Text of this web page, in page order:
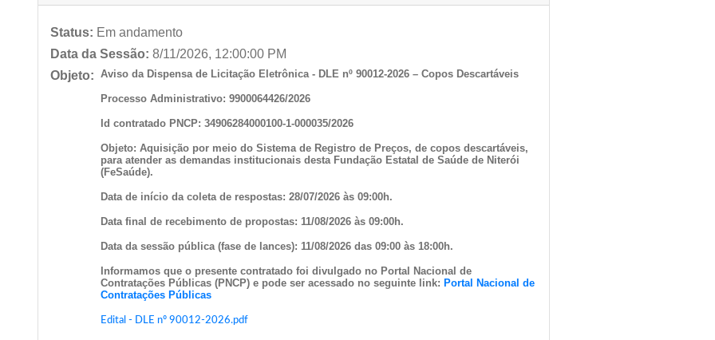
Status: Em andamento
Data da Sessão: 8/11/2026, 12:00:00 PM
Objeto: Aviso da Dispensa de Licitação Eletrônica - DLE nº 90012-2026 – Copos Descartáveis
Processo Administrativo: 9900064426/2026
Id contratado PNCP: 34906284000100-1-000035/2026
Objeto: Aquisição por meio do Sistema de Registro de Preços, de copos descartáveis,
para atender as demandas institucionais desta Fundação Estatal de Saúde de Niterói
(FeSaúde).
Data de início da coleta de respostas: 28/07/2026 às 09:00h.
Data final de recebimento de propostas: 11/08/2026 às 09:00h.
Data da sessão pública (fase de lances): 11/08/2026 das 09:00 às 18:00h.
Informamos que o presente contratado foi divulgado no Portal Nacional de
Contratações Públicas (PNCP) e pode ser acessado no seguinte link: Portal Nacional de
Contratações Públicas
Edital - DLE nº 90012-2026.pdf